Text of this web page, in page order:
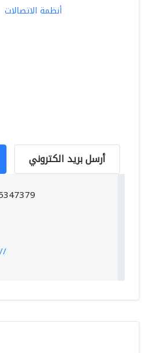
أنظمة الاتصالات
أرسل بريد الكتروني